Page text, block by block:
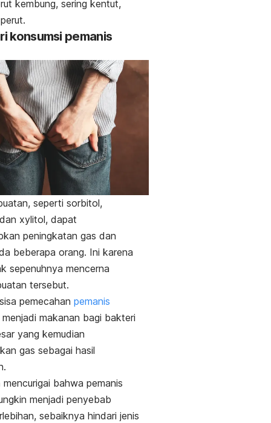
kembung, sering kentut,
konsumsi pemanis
seperti sorbitol,
xylitol, dapat
peningkatan gas dan
beberapa orang. Ini karena
sepenuhnya mencerna
tersebut.
pemecahan pemanis
makanan bagi bakteri
yang kemudian
gas sebagai hasil
bahwa pemanis
menjadi penyebab
sebaiknya hindari jenis